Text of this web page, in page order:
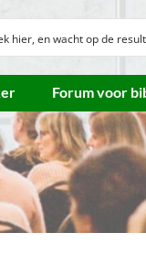
Forum voor